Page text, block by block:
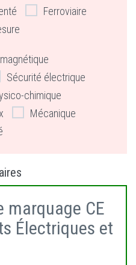
Ferroviaire
Sécurité électrique
chimique
Mécanique
marquage CE
Électriques et